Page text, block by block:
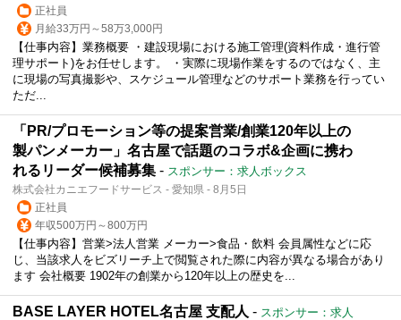
正社員
月給33万円～58万3,000円
【仕事内容】業務概要 ・建設現場における施工管理(資料作成・進行管
理サポート)をお任せします。 ・実際に現場作業をするのではなく、主
に現場の写真撮影や、スケジュール管理などのサポート業務を行ってい
ただ...
「PR/プロモーション等の提案営業/創業120年以上の
製パンメーカー」名古屋で話題のコラボ&企画に携わ
れるリーダー候補募集 - スポンサー：求人ボックス
株式会社カニエフードサービス - 愛知県 - 8月5日
正社員
年収500万円～800万円
【仕事内容】営業>法人営業 メーカー>食品・飲料 会員属性などに応
じ、当該求人をビズリーチ上で閲覧された際に内容が異なる場合があり
ます 会社概要 1902年の創業から120年以上の歴史を...
BASE LAYER HOTEL名古屋 支配人 - スポンサー：求人